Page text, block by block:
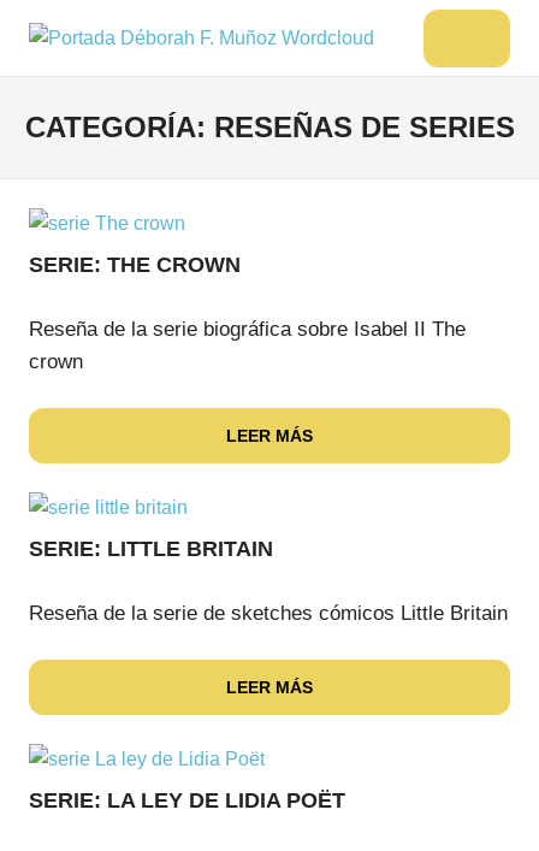
contenido
DÉBORAH
MUÑOZ
Libros,
cultura,
más
CATEGORÍA: RESEÑAS DE SERIES
SERIE: THE CROWN
Reseña de la serie biográfica sobre Isabel II The
crown
LEER MÁS
SERIE: LITTLE BRITAIN
Reseña de la serie de sketches cómicos Little Britain
LEER MÁS
SERIE: LA LEY DE LIDIA POËT